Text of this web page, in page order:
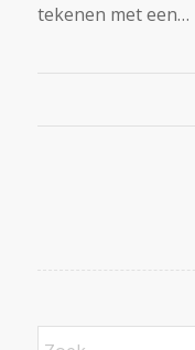
tekenen met een…